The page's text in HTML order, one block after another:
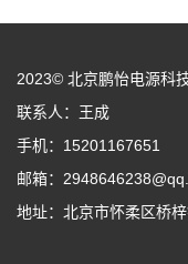
2023© 北京鹏怡电源科
联系人：王成
手机：15201167651
邮箱：
地址：北京市怀柔区桥